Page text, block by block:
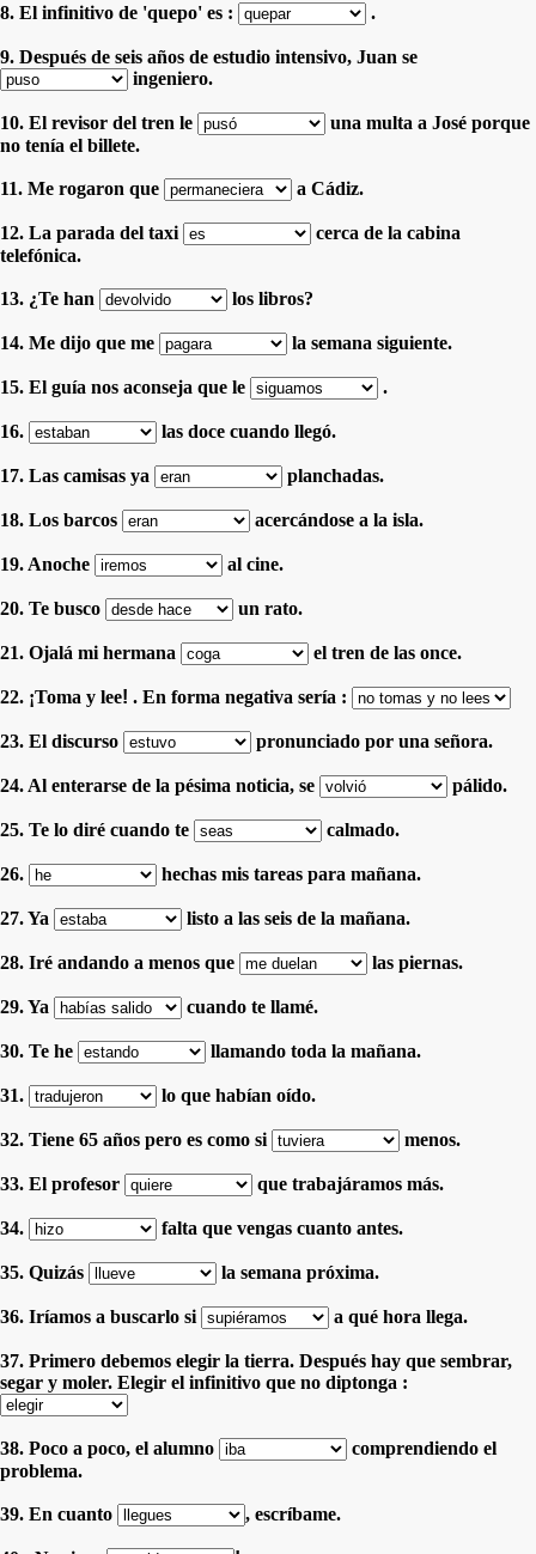
8. El infinitivo de 'quepo' es : .
9. Después de seis años de estudio intensivo, Juan se
ingeniero.
10. El revisor del tren le
una multa a José porque
no tenía el billete.
11. Me rogaron que a Cádiz.
12. La parada del taxi
cerca de la cabina
telefónica.
13. ¿Te han los libros?
14. Me dijo que me la semana siguiente.
15. El guía nos aconseja que le .
16. las doce cuando llegó.
17. Las camisas ya planchadas.
18. Los barcos acercándose a la isla.
19. Anoche al cine.
20. Te busco un rato.
21. Ojalá mi hermana el tren de las once.
22. ¡Toma y lee! . En forma negativa sería :
23. El discurso pronunciado por una señora.
24. Al enterarse de la pésima noticia, se pálido.
25. Te lo diré cuando te calmado.
26. hechas mis tareas para mañana.
27. Ya listo a las seis de la mañana.
28. Iré andando a menos que las piernas.
29. Ya cuando te llamé.
30. Te he llamando toda la mañana.
31. lo que habían oído.
32. Tiene 65 años pero es como si menos.
33. El profesor que trabajáramos más.
34. falta que vengas cuanto antes.
35. Quizás la semana próxima.
36. Iríamos a buscarlo si a qué hora llega.
37. Primero debemos elegir la tierra. Después hay que sembrar,
segar y moler. Elegir el infinitivo que no diptonga :
38. Poco a poco, el alumno
comprendiendo el
problema.
39. En cuanto , escríbame.